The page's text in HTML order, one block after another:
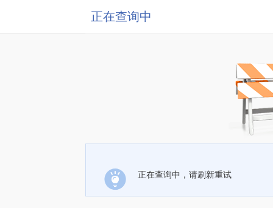
正在查询中
正在查询中，请刷新重试